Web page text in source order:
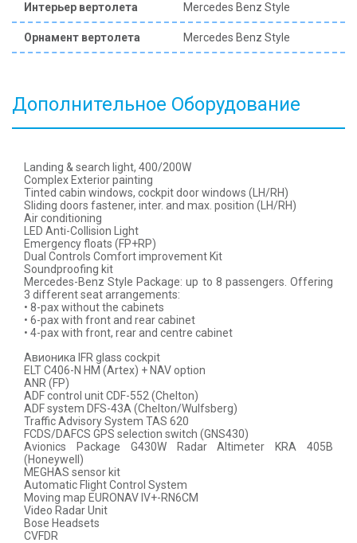
Интерьер вертолета Mercedes Benz Style
Орнамент вертолета Mercedes Benz Style
Дополнительное Оборудование
Landing & search light, 400/200W
Complex Exterior painting
Tinted cabin windows, cockpit door windows (LH/RH)
Sliding doors fastener, inter. and max. position (LH/RH)
Air conditioning
LED Anti-Collision Light
Emergency floats (FP+RP)
Dual Controls Comfort improvement Kit
Soundproofing kit
Mercedes-Benz Style Package: up to 8 passengers. Offering
3 different seat arrangements:
• 8-pax without the cabinets
• 6-pax with front and rear cabinet
• 4-pax with front, rear and centre cabinet
Авионика IFR glass cockpit
ELT C406-N HM (Artex) + NAV option
ANR (FP)
ADF control unit CDF-552 (Chelton)
ADF system DFS-43A (Chelton/Wulfsberg)
Traffic Advisory System TAS 620
FCDS/DAFCS GPS selection switch (GNS430)
Avionics Package G430W Radar Altimeter KRA 405B
(Honeywell)
MEGHAS sensor kit
Automatic Flight Control System
Moving map EURONAV IV+-RN6CM
Video Radar Unit
Bose Headsets
CVFDR